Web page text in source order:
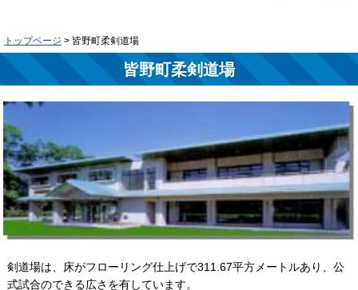
トップページ > 皆野町柔剣道場
皆野町柔剣道場
剣道場は、床がフローリング仕上げで311.67平方メートルあり、公
式試合のできる広さを有しています。